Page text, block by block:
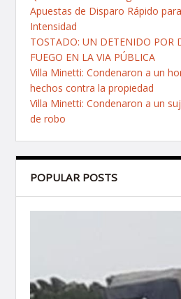
Apuestas de Disparo Rápido
Intensidad
TOSTADO: UN DETENIDO POR
FUEGO EN LA VIA PÚBLICA
Villa Minetti: Condenaron a un
hechos contra la propiedad
Villa Minetti: Condenaron a un
de robo
POPULAR POSTS